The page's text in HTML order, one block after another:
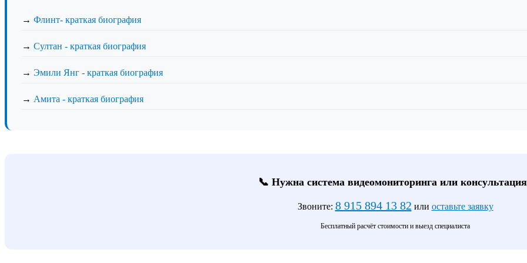
→ Флинт- краткая биография
→ Султан - краткая биография
→ Эмили Янг - краткая биография
→ Амита - краткая биография
📞 Нужна система видеомониторинга или
Звоните: 8 915 894 13 82 или оставьте заявку
Бесплатный расчёт стоимости и выезд специалиста